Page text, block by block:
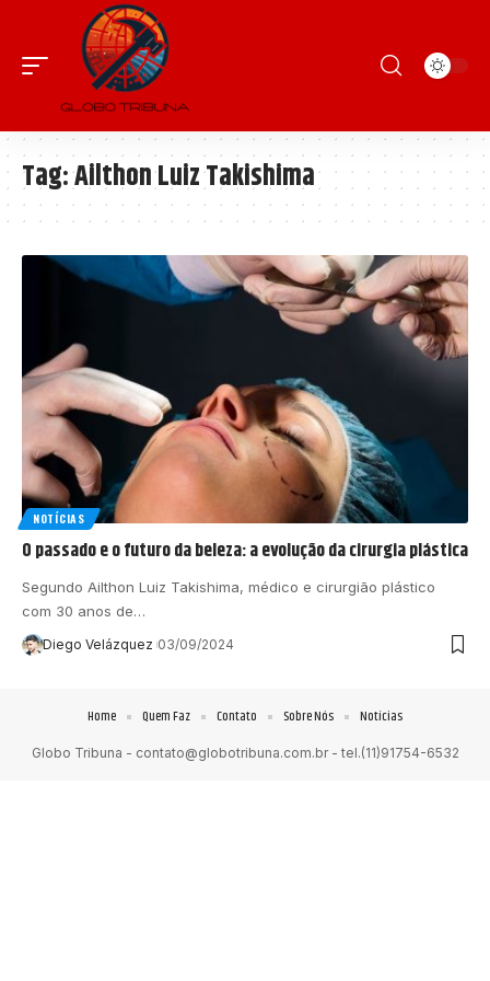
Tag:Ailthon Luiz Takishima
NOTÍCIAS
O passado e o futuro da beleza: a evolução da cirurgia plástica
Segundo Ailthon Luiz Takishima, médico e cirurgião plástico
com 30 anos de…
Diego Velázquez 03/09/2024
Globo Tribuna - contato@globotribuna.com.br- tel.(11)91754-6532
Home Quem Faz Contato Sobre Nós Notícias